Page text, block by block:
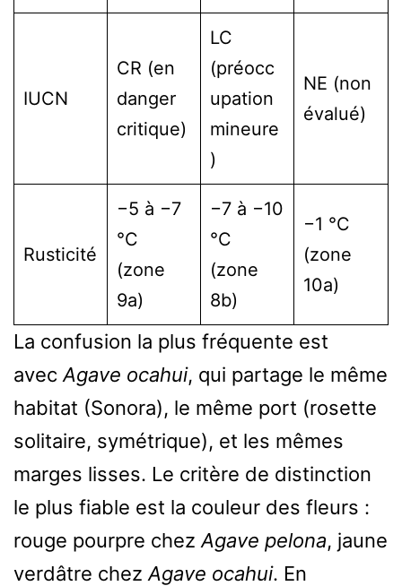
IUCN
CR (en
danger
critique)
LC
(préocc
upation
mineure
)
NE (non
évalué)
Rusticité
−5 à −7
°C
(zone
9a)
−7 à −10
°C
(zone
8b)
−1 °C
(zone
10a)
La confusion la plus fréquente est
avec Agave ocahui, qui partage le même
habitat (Sonora), le même port (rosette
solitaire, symétrique), et les mêmes
marges lisses. Le critère de distinction
le plus fiable est la couleur des fleurs :
rouge pourpre chez Agave pelona, jaune
verdâtre chez Agave ocahui. En